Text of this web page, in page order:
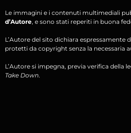
Le immagini e i contenuti multimediali
d’Autore, e sono stati reperiti in buona
L’Autore del sito dichiara
protetti da copyright senza la necessaria
L’Autore si impegna, previa verifica della
Take Down.